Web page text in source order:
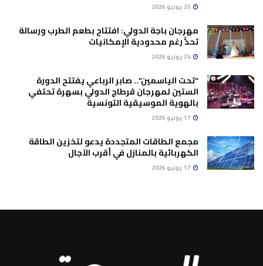
مهرجان باجة الدولي: افتتاح بطعم الطرب ورسالة
تحدٍّ رغم محدودية الإمكانيات
“تحت الياسمين”.. صابر الرباعي يفتتح الدورة
الستين لمهرجان قرطاج الدولي بسهرة تحتفي
بالهوية الموسيقية التونسية
مجمع الطاقات المتجددة يدعو لتخزين الطاقة
الكهربائية بالمنازل في أقرب الآجال